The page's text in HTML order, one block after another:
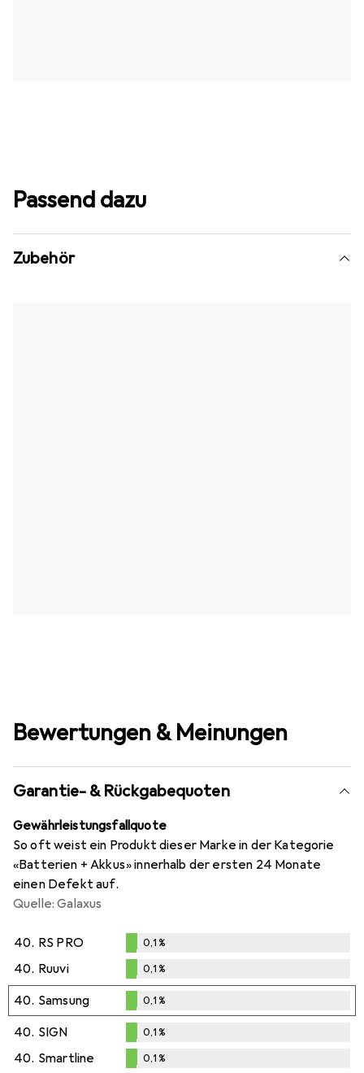
Passend dazu
Zubehör
Bewertungen & Meinungen
Garantie- & Rückgabequoten
Gewährleistungsfallquote
So oft weist ein Produkt dieser Marke in der Kategorie
«Batterien + Akkus» innerhalb der ersten 24 Monate
einen Defekt auf.
Quelle: Galaxus
40. RS PRO
%
0,1%
40. Ruuvi
0,1%
0,1%
40. Samsung
0,1%
0,1%
40. SIGN
%
0,1%
40. Smartline 0,1%